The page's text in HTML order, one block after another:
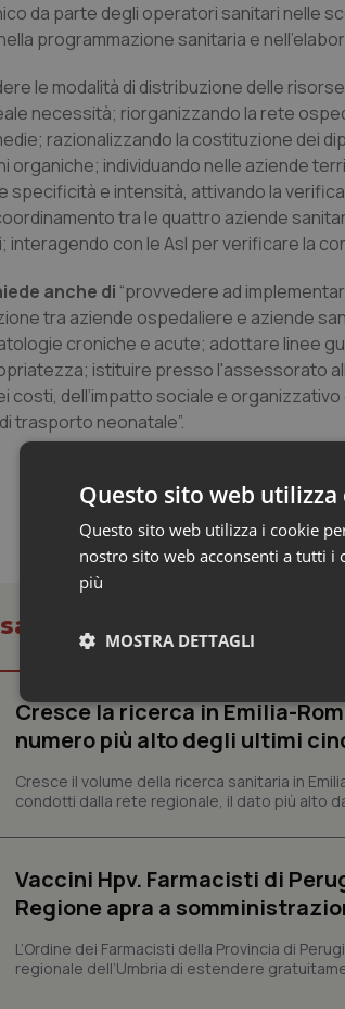
da parte degli operatori sanitari nelle
programmazione sanitaria e
le modalità di distribuzione delle
necessità; riorganizzando la rete
razionalizzando la costituzione dei
organiche; individuando nelle aziende
specificità e intensità, attivando la
tra le quattro aziende
con le Asl per verificare la
anche di “provvedere ad
tra aziende ospedaliere e aziende
croniche e acute; adottare linee
istituire presso l'assessorato
costi, dell’impatto sociale e
trasporto neonatale”.
in Regioni e Asl
Cresce la ricerca in Emilia-
numero più alto degli ultimi
Cresce il volume della ricerca sanitaria in
condotti dalla rete regionale, il dato più alto
Vaccini Hpv. Farmacisti di
Regione apra a
L’Ordine dei Farmacisti della Provincia di
regionale dell’Umbria di estendere
Questo sito web utilizza
Questo sito web utilizza i cookie
nostro sito web acconsenti a tutti i
più
MOSTRA DETTAGLI
Necessari
I cookie necessari contribuiscono a
e l'accesso alle aree protette del sito. Il sito
Nome
Fornitore